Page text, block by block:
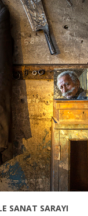
SANAT SARAYI